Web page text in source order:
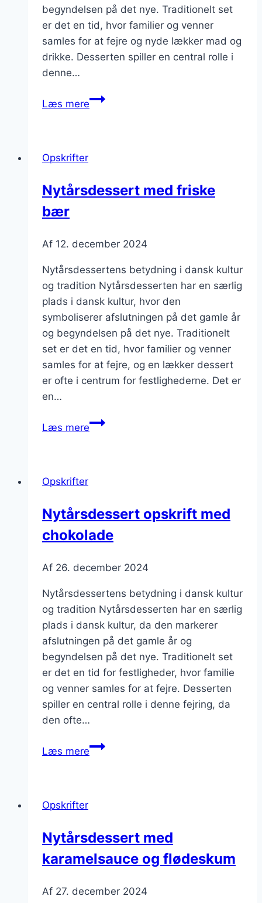
begyndelsen på det nye. Traditionelt set
er det en tid, hvor familier og venner
samles for at fejre og nyde lækker mad og
drikke. Desserten spiller en central rolle i
denne…
Læs mereNytårsdessert
Opskrifter
Nytårsdessert med friske
bær
Af 12. december 2024
Nytårsdessertens betydning i dansk kultur
og tradition Nytårsdesserten har en særlig
plads i dansk kultur, hvor den
symboliserer afslutningen på det gamle år
og begyndelsen på det nye. Traditionelt
set er det en tid, hvor familier og venner
samles for at fejre, og en lækker dessert
er ofte i centrum for festlighederne. Det er
en…
Læs mereNytårsdessert
Opskrifter
Nytårsdessert opskrift med
chokolade
Af 26. december 2024
Nytårsdessertens betydning i dansk kultur
og tradition Nytårsdesserten har en særlig
plads i dansk kultur, da den markerer
afslutningen på det gamle år og
begyndelsen på det nye. Traditionelt set
er det en tid for festligheder, hvor familie
og venner samles for at fejre. Desserten
spiller en central rolle i denne fejring, da
den ofte…
Læs mereNytårsdessert
Opskrifter
Nytårsdessert med
karamelsauce og flødeskum
Af 27. december 2024